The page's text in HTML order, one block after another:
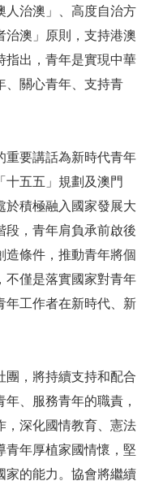
人治澳」、高度自治方
澳」原則，支持港澳
指出，青年是實現中華
、關心青年、支持青
重要講話為新時代青年
十五五」規劃及澳門
於積極融入國家發展大
段，青年肩負承前啟後
造條件，推動青年將個
不僅是落實國家對青年
年工作者在新時代、新
，將持續支持和配合
、服務青年的職責，
，深化國情教育、憲法
年厚植家國情懷，堅
家的能力。協會將繼續